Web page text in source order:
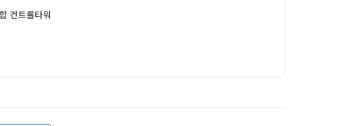
컨트롤타워